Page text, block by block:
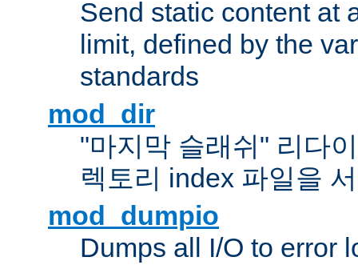
Send static content at
limit, defined by the
standards
mod_dir
"마지막 슬래쉬" 리다
렉토리 index 파일을
mod_dumpio
Dumps all I/O to error